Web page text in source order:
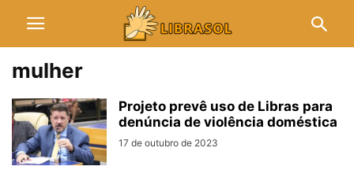
mulher
Projeto prevê uso de Libras para
denúncia de violência doméstica
17 de outubro de 2023